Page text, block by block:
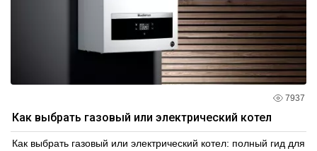
7937
Как выбрать газовый или электрический котел
Как выбрать газовый или электрический котел: полный гид для